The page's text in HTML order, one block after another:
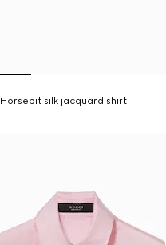
Horsebit silk jacquard shirt